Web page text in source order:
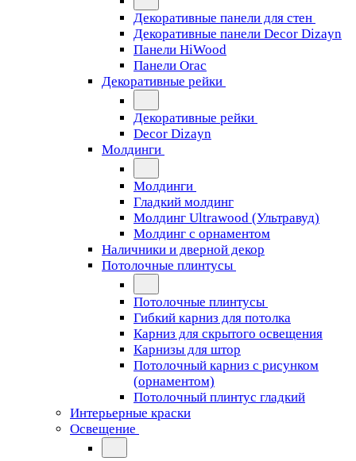
Декоративные панели для стен
Декоративные панели Decor Dizayn
Панели HiWood
Панели Orac
Декоративные рейки
Декоративные рейки
Decor Dizayn
Молдинги
Молдинги
Гладкий молдинг
Молдинг Ultrawood (Ультравуд)
Молдинг с орнаментом
Наличники и дверной декор
Потолочные плинтусы
Потолочные плинтусы
Гибкий карниз для потолка
Карниз для скрытого освещения
Карнизы для штор
Потолочный карниз с рисунком
(орнаментом)
Потолочный плинтус гладкий
Интерьерные краски
Освещение